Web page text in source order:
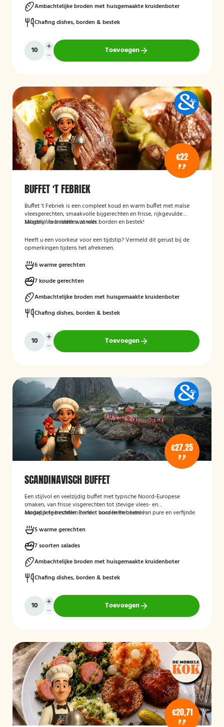
Ambachtelijke broden met huisgemaakte kruidenboter
Chafing dishes, borden & bestek
Toevoegen
€22
P.P
BUFFET 'T FEBRIEK
Buffet ‘t Febriek is een compleet koud en warm buffet met malse
vleesgerechten, smaakvolle bijgerechten en frisse, rijkgevulde
salades. Voor ieder wat wils.
Mogelijk te bestellen zonder borden en bestek!
Heeft u een voorkeur voor een tijdstip? Vermeld dit gerust bij de
opmerkingen tijdens het afrekenen.
6 warme gerechten
7 koude gerechten
Ambachtelijke broden met huisgemaakte kruidenboter
Chafing dishes, borden & bestek
Toevoegen
€27,25
P.P
SCANDINAVISCH BUFFET
Een stijlvol en veelzijdig buffet met typische Noord-Europese
smaken, van frisse visgerechten tot stevige vlees- en
aardappelgerechten. Perfect voor liefhebbers van pure en verfijnde
Mogelijk te bestellen zonder borden en bestek!
5 warme gerechten
7 soorten salades
Ambachtelijke broden met huisgemaakte kruidenboter
Chafing dishes, borden & bestek
Toevoegen
€20,71
P.P